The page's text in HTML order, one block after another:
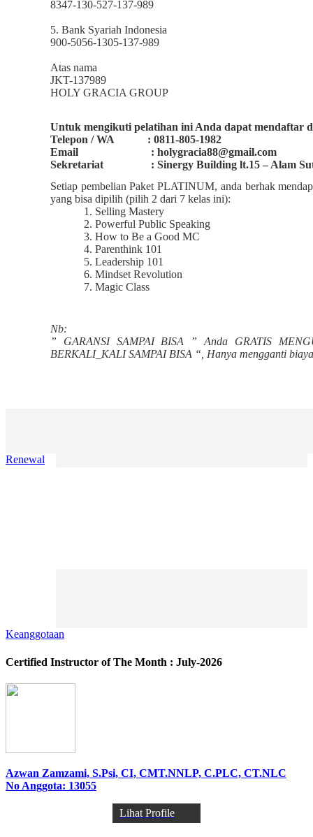
8347-130-527-137-989
5. Bank Syariah Indonesia
900-5056-1305-137-989
Atas nama
JKT-137989
HOLY GRACIA GROUP
Untuk mengikuti pelatihan ini Anda dapat mendaftar
Telepon / WA : 0811-805-1982
Email : holygracia88@gmail.com
Sekretariat : Sinergy Building lt.15 – Alam
Setiap pembelian Paket PLATINUM, anda berhak
yang bisa dipilih (pilih 2 dari 7 kelas ini):
Selling Mastery
Powerful Public Speaking
How to Be a Good MC
Parenthink 101
Leadership 101
Mindset Revolution
Magic Class
Nb:
” GARANSI SAMPAI BISA ” Anda GRATIS
BERKALI_KALI SAMPAI BISA “, Hanya mengganti
Renewal
Keanggotaan
Certified Instructor of The Month : July-2026
Azwan Zamzami, S.Psi, CI, CMT.NNLP, C.PLC, CT.NLC
No Anggota: 13055
Lihat Profile